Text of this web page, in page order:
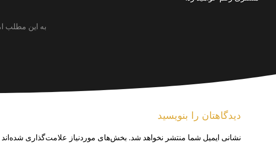
به این مطلب
دیدگاهتان را بنویسید
نشانی ایمیل شما منتشر نخواهد شد. بخش‌های موردنیاز علامت‌گذاری شده‌اند